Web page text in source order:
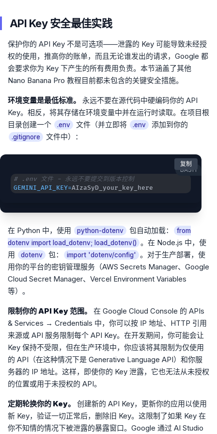
API Key 安全最佳实践
保护你的 API Key 不是可选项——泄露的 Key 可能导致未经授
权的使用，推高你的账单，而且无论谁发出的请求，Google 都
会要求你为 Key 下产生的所有费用负责。本节涵盖了其他
Nano Banana Pro 教程目前都未包含的关键安全措施。
环境变量是最低标准。
永远不要在源代码中硬编码你的 API
Key。相反，将其存储在环境变量中并在运行时读取。在项目根
目录创建一个
.env 文件（并立即将 .env 添加到你的
.gitignore 文件中）：
BASH
# .env 文件 - 永远不要提交到版本控制
GEMINI_API_KEY=AIzaSyD_your_key_here
复制
在 Python 中，使用 python-dotenv 包自动加载：
from
dotenv import load_dotenv; load_dotenv() 。在 Node.js 中，使
用
dotenv 包： import 'dotenv/config' 。对于生产部署，使
用你的平台的密钥管理服务（AWS Secrets Manager、Google
Cloud Secret Manager、Vercel Environment Variables
等）。
限制你的 API Key 范围。
在 Google Cloud Console 的 APIs
& Services → Credentials 中，你可以按 IP 地址、HTTP 引用
来源或 API 服务限制每个 API Key。在开发期间，你可能会让
Key 保持不受限，但在生产环境中，你应该将其限制为仅使用
的 API（在这种情况下是 Generative Language API）和你服
务器的 IP 地址。这样，即使你的 Key 泄露，它也无法从未授权
的位置或用于未授权的 API。
定期轮换你的 Key。
创建新的 API Key，更新你的应用以使用
新 Key，验证一切正常后，删除旧 Key。这限制了如果 Key 在
你不知情的情况下被泄露的暴露窗口。Google 通过 AI Studio